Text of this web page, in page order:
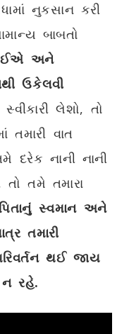
નુકસાન કરી
બાબતો
અને
ઉકેલવી
લેશો, તો
તમારી વાત
નાની નાની
તો તમે તમારા
પિતાનું સ્વમાન અને
તમારી
થઈ જાય
રહે.